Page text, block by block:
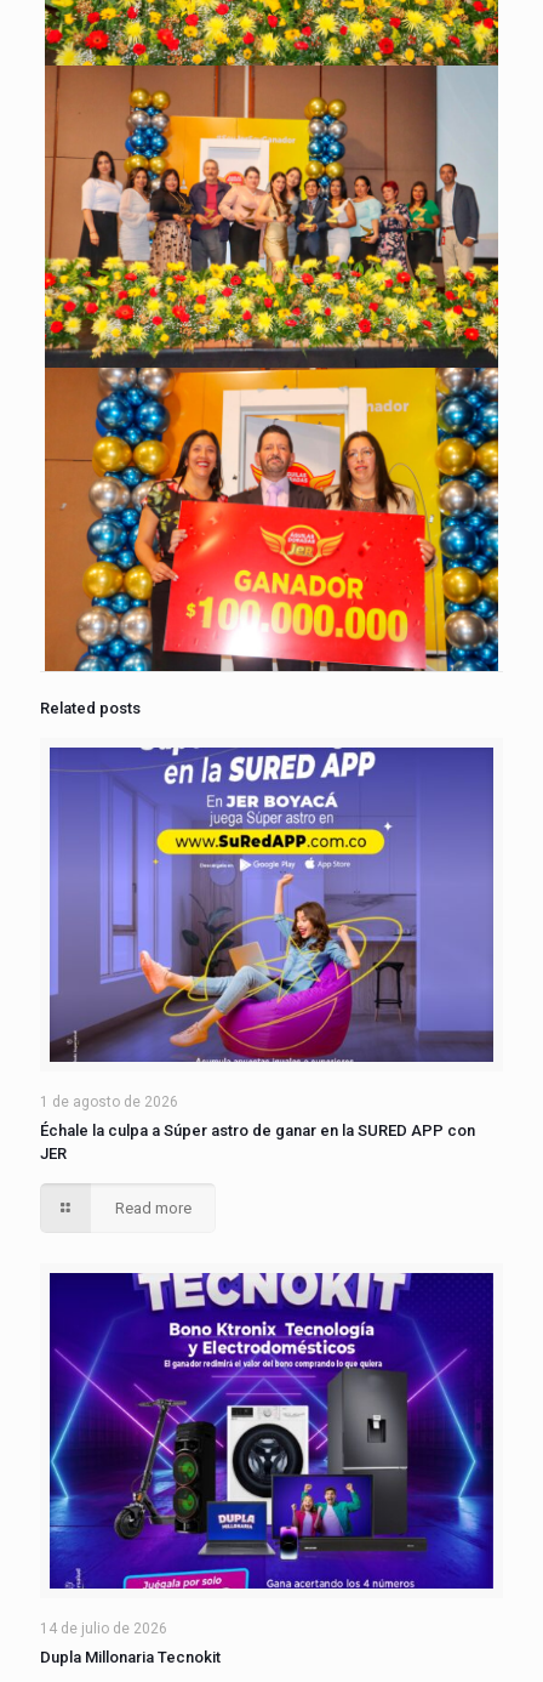
Related posts
1 de agosto de 2026
Échale la culpa a Súper astro de ganar en la SURED APP con
JER
Read more
14 de julio de 2026
Dupla Millonaria Tecnokit